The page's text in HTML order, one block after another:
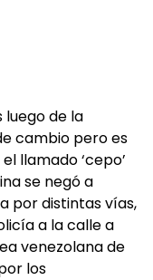
luego de la
cambio pero es
llamado ‘cepo’
se negó a
por distintas vías,
a la calle a
venezolana de
los